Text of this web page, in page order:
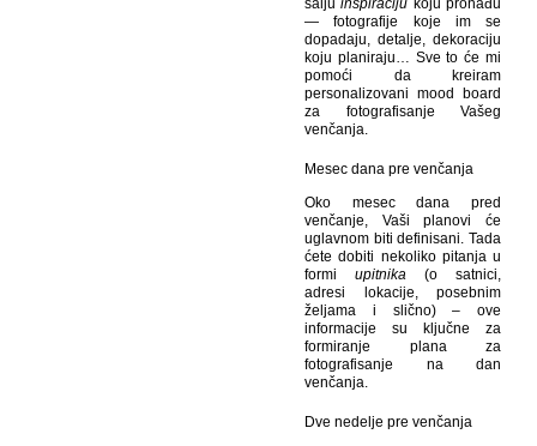
— fotografije koje im se
dopadaju, detalje, dekoraciju
koju planiraju… Sve to će mi
pomoći da kreiram
personalizovani mood board
za fotografisanje Vašeg
venčanja.
Mesec dana pre venčanja
Oko mesec dana pred
venčanje, Vaši planovi će
uglavnom biti definisani. Tada
ćete dobiti nekoliko pitanja u
formi upitnika (o satnici,
adresi lokacije, posebnim
željama i slično) – ove
informacije su ključne za
formiranje plana za
fotografisanje na dan
venčanja.
Dve nedelje pre venčanja